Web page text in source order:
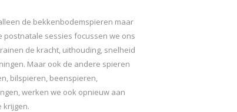
de bekkenbodemspieren maar
postnatale sessies focussen we ons
de kracht, uithouding, snelheid
Maar ook de andere spieren
bilspieren, beenspieren,
werken we ook opnieuw aan
krijgen.